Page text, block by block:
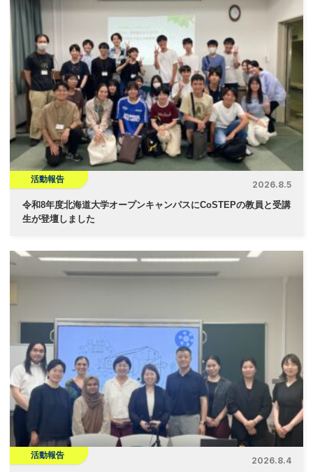
活動報告
2026.8.5
令和8年度北海道大学オープンキャンパスにCoSTEPの教員と受講
生が登壇しました
活動報告
2026.8.4